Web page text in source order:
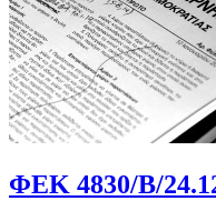
ΦΕΚ 4830/Β/